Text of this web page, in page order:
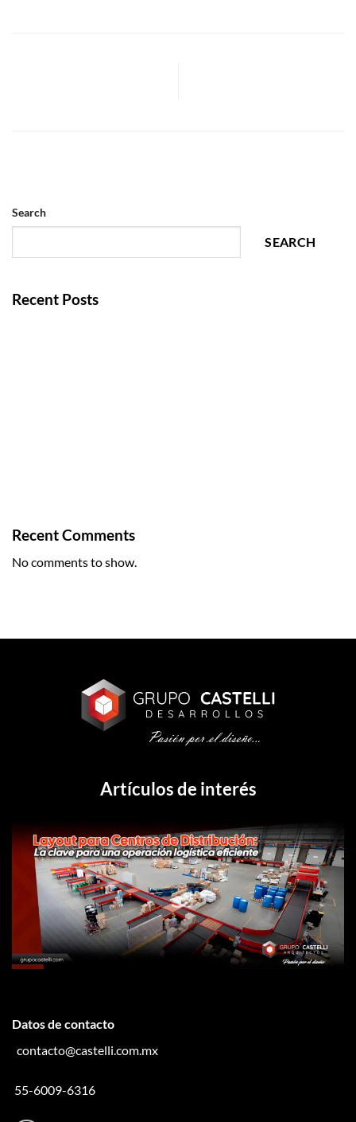
Search
SEARCH
Recent Posts
Recent Comments
No comments to show.
Artículos de interés
Datos de contacto
contacto@castelli.com.mx
55-6009-6316